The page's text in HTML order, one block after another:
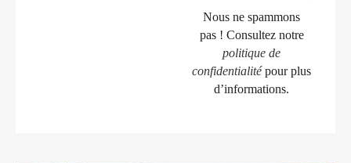
Nous ne spammons
pas ! Consultez notre
politique de
confidentialitépour plus
d’informations.